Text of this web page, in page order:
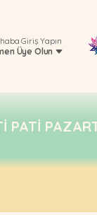
Giriş Yapın
Üye Olun
PATI